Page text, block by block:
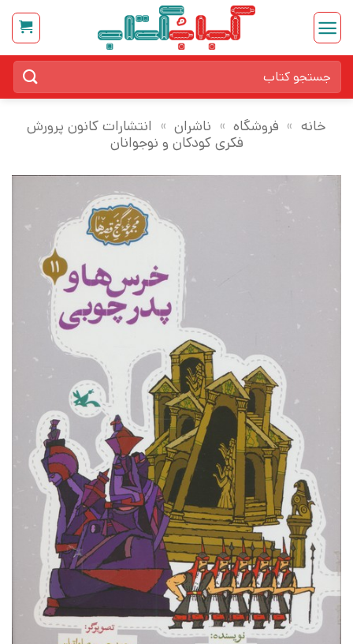
Skip
content
برای:
خانه » فروشگاه » ناشران » انتشارات کانون پرورش
فکری کودکان و نوجوانان